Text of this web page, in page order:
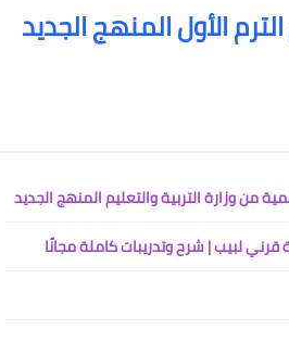
الأول المنهج الجديد